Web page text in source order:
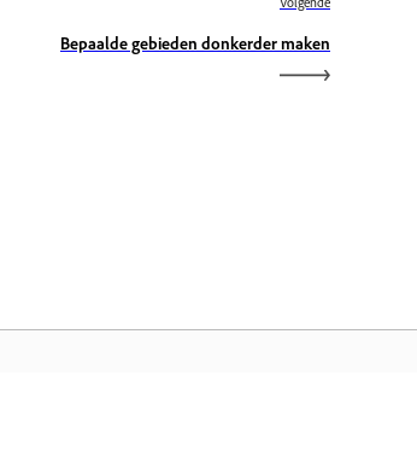
Bepaalde gebieden donkerder maken